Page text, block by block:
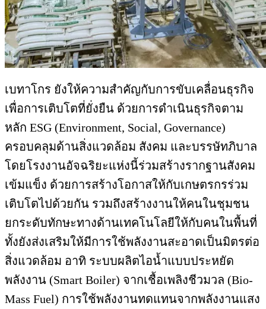
เบทาโกร ยังให้ความสำคัญกับการขับเคลื่อนธุรกิจ
เพื่อการเติบโตที่ยั่งยืน ด้วยการดำเนินธุรกิจตาม
หลัก ESG (Environment, Social, Governance)
ครอบคลุมด้านสิ่งแวดล้อม สังคม และบรรษัทภิบาล
โดยโรงงานอัจฉริยะแห่งนี้ร่วมสร้างรากฐานสังคม
เข้มแข็ง ด้วยการสร้างโอกาสให้กับเกษตรกรร่วม
เติบโตไปด้วยกัน รวมถึงสร้างงานให้คนในชุมชน
ยกระดับทักษะทางด้านเทคโนโลยีให้กับคนในพื้นที่
ทั้งยังส่งเสริมให้มีการใช้พลังงานสะอาดเป็นมิตรต่อ
สิ่งแวดล้อม อาทิ ระบบผลิตไอน้ำแบบประหยัด
พลังงาน (Smart Boiler) จากเชื้อเพลิงชีวมวล (Bio-
Mass Fuel) การใช้พลังงานทดแทนจากพลังงานแสง